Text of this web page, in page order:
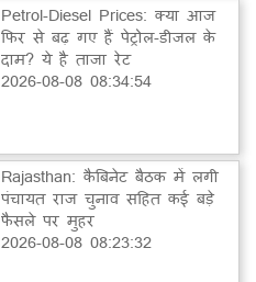
Petrol-Diesel Prices: क्या आज
फिर से बढ़ गए हैं पेट्रोल-डीजल के
दाम? ये है ताजा रेट
2026-08-08 08:34:54
Rajasthan: कैबिनेट बैठक में लगी
पंचायत राज चुनाव सहित कई बड़े
फैसले पर मुहर
2026-08-08 08:23:32